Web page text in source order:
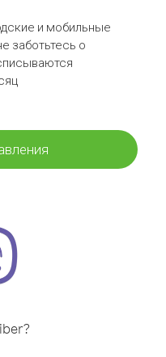
и мобильные
заботьтесь о